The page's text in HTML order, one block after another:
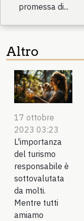
promessa di...
Altro
17 ottobre
2023 03:23
L'importanza
del turismo
responsabile è
sottovalutata
da molti.
Mentre tutti
amiamo